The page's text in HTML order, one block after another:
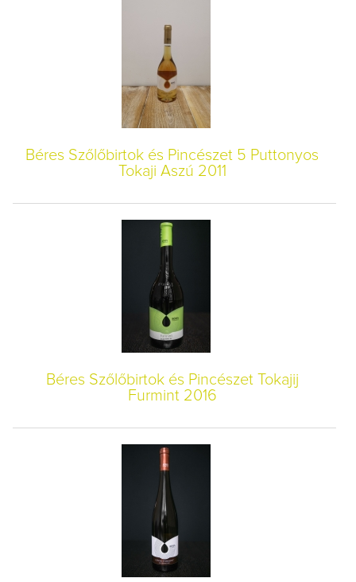
Béres Szőlőbirtok és Pincészet 5 Puttonyos
Tokaji Aszú 2011
Béres Szőlőbirtok és Pincészet Tokajij
Furmint 2016